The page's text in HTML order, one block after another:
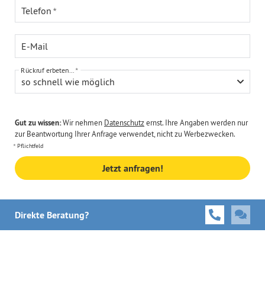
Telefon
E-Mail
so schnell wie möglich
Rückruf erbeten...
Gut zu wissen:Wir nehmen Datenschutzernst. Ihre Angaben werden nur
zur Beantwortung Ihrer Anfrage verwendet, nicht zu Werbezwecken.
Pflichtfeld
Jetzt anfragen!
Direkte Beratung?